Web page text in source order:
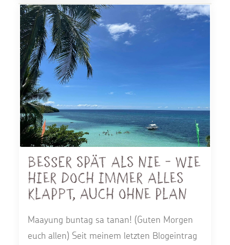
Besser spät als nie - Wie
hier doch immer alles
klappt, auch ohne Plan
Maayung buntag sa tanan! (Guten Morgen
euch allen) Seit meinem letzten Blogeintrag